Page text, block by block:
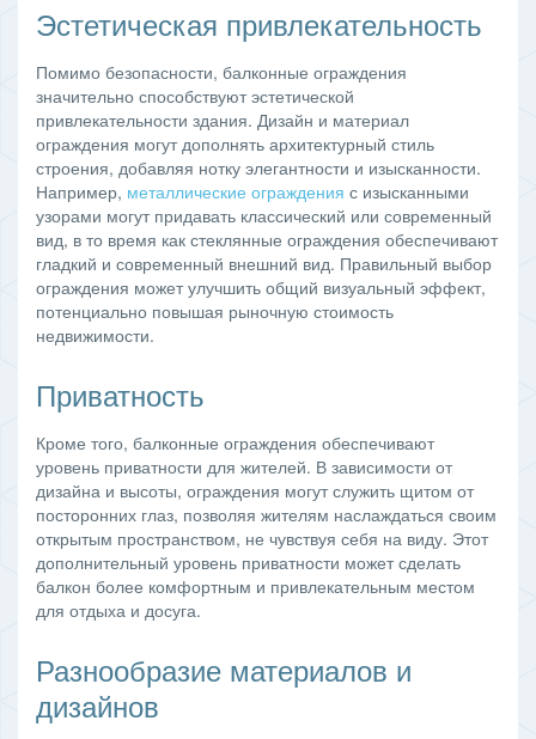
Эстетическая привлекательность
Помимо безопасности, балконные ограждения
значительно способствуют эстетической
привлекательности здания. Дизайн и материал
ограждения могут дополнять архитектурный стиль
строения, добавляя нотку элегантности и изысканности.
Например, металлические ограждения с изысканными
узорами могут придавать классический или современный
вид, в то время как стеклянные ограждения обеспечивают
гладкий и современный внешний вид. Правильный выбор
ограждения может улучшить общий визуальный эффект,
потенциально повышая рыночную стоимость
недвижимости.
Приватность
Кроме того, балконные ограждения обеспечивают
уровень приватности для жителей. В зависимости от
дизайна и высоты, ограждения могут служить щитом от
посторонних глаз, позволяя жителям наслаждаться своим
открытым пространством, не чувствуя себя на виду. Этот
дополнительный уровень приватности может сделать
балкон более комфортным и привлекательным местом
для отдыха и досуга.
Разнообразие материалов и
дизайнов